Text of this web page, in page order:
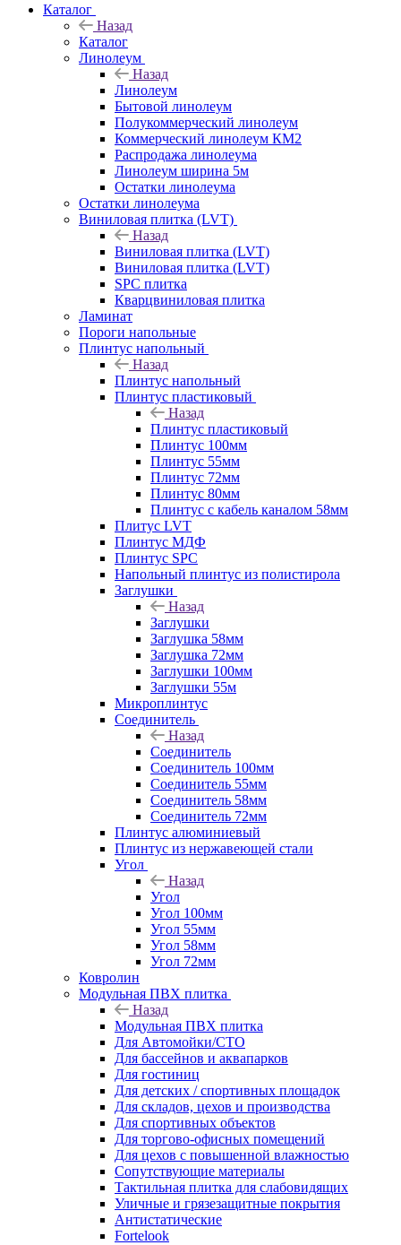
Каталог
Назад
Каталог
Линолеум
Назад
Линолеум
Бытовой линолеум
Полукоммерческий линолеум
Коммерческий линолеум КМ2
Распродажа линолеума
Линолеум ширина 5м
Остатки линолеума
Остатки линолеума
Виниловая плитка (LVT)
Назад
Виниловая плитка (LVT)
Виниловая плитка (LVT)
SPC плитка
Кварцвиниловая плитка
Ламинат
Пороги напольные
Плинтус напольный
Назад
Плинтус напольный
Плинтус пластиковый
Назад
Плинтус пластиковый
Плинтус 100мм
Плинтус 55мм
Плинтус 72мм
Плинтус 80мм
Плинтус с кабель каналом 58мм
Плитус LVT
Плинтус МДФ
Плинтус SPC
Напольный плинтус из полистирола
Заглушки
Назад
Заглушки
Заглушка 58мм
Заглушка 72мм
Заглушки 100мм
Заглушки 55м
Микроплинтус
Соединитель
Назад
Соединитель
Соединитель 100мм
Соединитель 55мм
Соединитель 58мм
Соединитель 72мм
Плинтус алюминиевый
Плинтус из нержавеющей стали
Угол
Назад
Угол
Угол 100мм
Угол 55мм
Угол 58мм
Угол 72мм
Ковролин
Модульная ПВХ плитка
Назад
Модульная ПВХ плитка
Для Автомойки/СТО
Для бассейнов и аквапарков
Для гостиниц
Для детских / спортивных площадок
Для складов, цехов и производства
Для спортивных объектов
Для торгово-офисных помещений
Для цехов с повышенной влажностью
Сопутствующие материалы
Тактильная плитка для слабовидящих
Уличные и грязезащитные покрытия
Антистатические
Fortelook